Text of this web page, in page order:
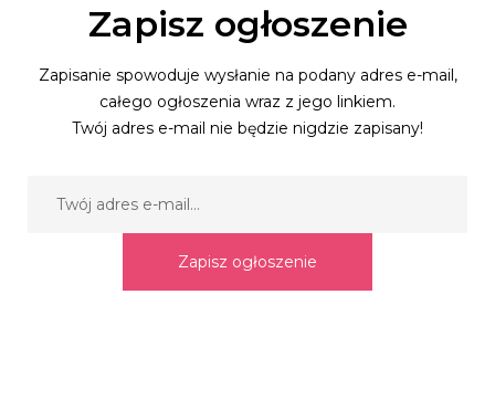
Zapisz ogłoszenie
Zapisanie spowoduje wysłanie na podany adres e-mail,
całego ogłoszenia wraz z jego linkiem.
Twój adres e-mail nie będzie nigdzie zapisany!
Zapisz ogłoszenie